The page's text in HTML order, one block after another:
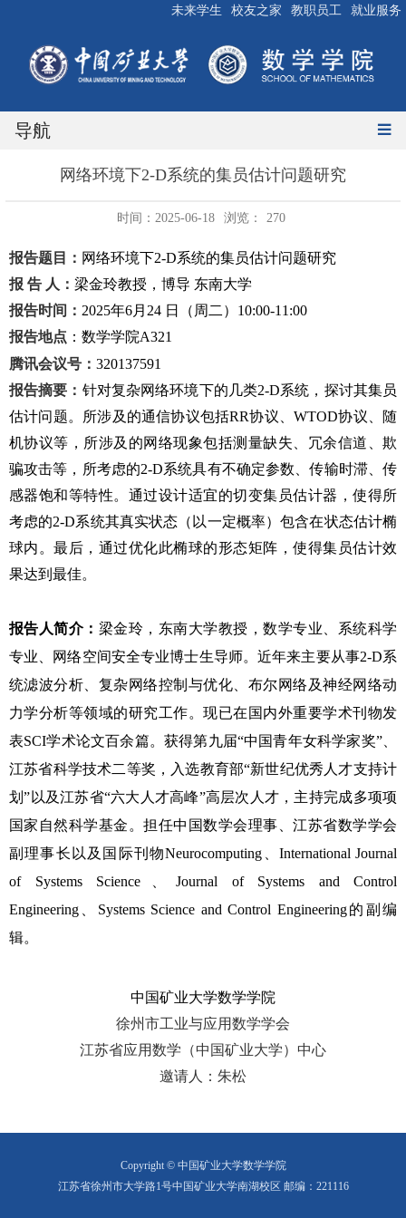
未来学生 校友之家 教职员工 就业服务
导航
网络环境下2-D系统的集员估计问题研究
时间：2025-06-18 浏览： 270
报告题目： 网络环境下2-D系统的集员估计问题研究
报 告 人： 梁金玲教授，博导 东南大学
报告时间： 2025年6月 24 日（周二） 10:00-11:00
报告地点 ： 数学学院A321
腾讯会议号： 320137591
报告摘要： 针对复杂网络环境下的几类2-D系统，探讨其集员
估计问题。所涉及的通信协议包括RR协议、WTOD协议、随
机协议等，所涉及的网络现象包括测量缺失、冗余信道、欺
骗攻击等，所考虑的2-D系统具有不确定参数、传输时滞、传
感器饱和等特性。通过设计适宜的切变集员估计器，使得所
考虑的2-D系统其真实状态（以一定概率）包含在状态估计椭
球内。最后，通过优化此椭球的形态矩阵，使得集员估计效
果达到最佳。
报告人简介： 梁金玲，东南大学教授，数学专业、系统科学
专业、网络空间安全专业博士生导师。近年来主要从事2-D系
统滤波分析、复杂网络控制与优化、布尔网络及神经网络动
力学分析等领域的研究工作。现已在国内外重要学术刊物发
表SCI学术论文百余篇。获得第九届“中国青年女科学家奖”、
江苏省科学技术二等奖，入选教育部“新世纪优秀人才支持计
划”以及江苏省“六大人才高峰”高层次人才 ， 主持完成多项项
国家自然科学基金。担任中国数学会理事、江苏省数学学会
副理事长以及 国际刊物Neurocomputing 、 InternationalJournal
of Systems Science 、 Journal of Systems and Control
Engineering 、 Systems Science andControl Engineering的副编
辑。
中国矿业大学数学学院
徐州市工业与应用数学学会
江苏省应用数学（中国矿业大学）中心
邀请人：朱松
Copyright © 中国矿业大学数学学院
江苏省徐州市大学路1号中国矿业大学南湖校区 邮编：221116